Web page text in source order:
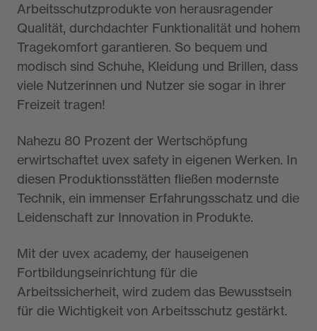
Arbeitsschutzprodukte von herausragender
Qualität, durchdachter Funktionalität und hohem
Tragekomfort garantieren. So bequem und
modisch sind Schuhe, Kleidung und Brillen, dass
viele Nutzerinnen und Nutzer sie sogar in ihrer
Freizeit tragen!
Nahezu 80 Prozent der Wertschöpfung
erwirtschaftet uvex safety in eigenen Werken. In
diesen Produktionsstätten fließen modernste
Technik, ein immenser Erfahrungsschatz und die
Leidenschaft zur Innovation in Produkte.
Mit der uvex academy, der hauseigenen
Fortbildungseinrichtung für die
Arbeitssicherheit, wird zudem das Bewusstsein
für die Wichtigkeit von Arbeitsschutz gestärkt.